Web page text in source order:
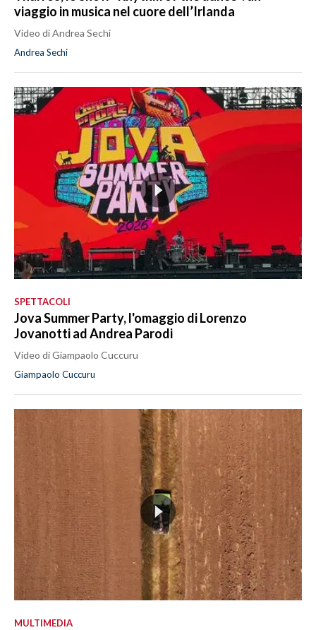
viaggio in musica nel cuore dell’Irlanda
Video di Andrea Sechi
Andrea Sechi
SPETTACOLI
Jova Summer Party, l'omaggio di Lorenzo
Jovanotti ad Andrea Parodi
Video di Giampaolo Cuccuru
Giampaolo Cuccuru
MULTIMEDIA